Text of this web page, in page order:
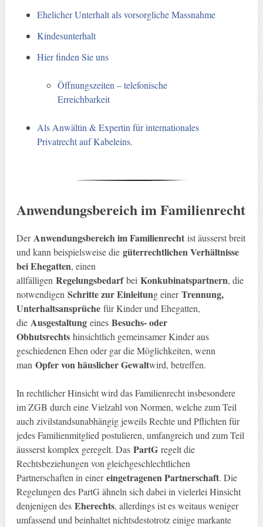
Ehelicher Unterhalt als vorsorgliche Massnahme
Kindesunterhalt
Hier finden Sie uns
Öffnungszeiten – telefonische
Erreichbarkeit
Als Anwältin & Expertin für internationales
Privatrecht auf Kabeleins.
Anwendungsbereich im Familienrecht
DerAnwendungsbereich im Familienrechtist äusserst breit
und kann beispielsweise die güterrechtlichen Verhältnisse
bei Ehegatten, einen
allfälligen Regelungsbedarfbei Konkubinatspartnern, die
notwendigen Schritte zur Einleitung einerTrennung,
Unterhaltsansprüchefür Kinder und Ehegatten,
die Ausgestaltungeines Besuchs- oder
Obhutsrechtshinsichtlich gemeinsamer Kinder aus
geschiedenen Ehen oder gar die Möglichkeiten, wenn
man Opfer von häuslicher Gewaltwird, betreffen.
In rechtlicher Hinsicht wird das Familienrecht insbesondere
im ZGB durch eine Vielzahl von Normen, welche zum Teil
auch zivilstandsunabhängig jeweils Rechte und Pflichten für
jedes Familienmitglied postulieren, umfangreich und zum Teil
äusserst komplex geregelt. Das PartGregelt die
Rechtsbeziehungen von gleichgeschlechtlichen
Partnerschaften in einereingetragenen Partnerschaft. Die
Regelungen des PartG ähneln sich dabei in vielerlei Hinsicht
denjenigen des Eherechts, allerdings ist es weitaus weniger
umfassend und beinhaltet nichtsdestotrotz einige markante